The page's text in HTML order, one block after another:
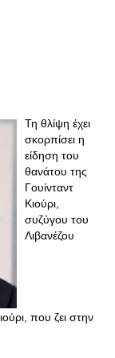
Τη θλίψη έχει
σκορπίσει η
είδηση του
θανάτου της
Γουίνταντ
Κιούρι,
συζύγου του
Λιβανέζου
που ζει στην